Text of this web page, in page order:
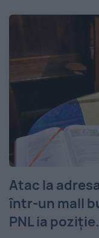
Atac la
într-un mall
PNL ia